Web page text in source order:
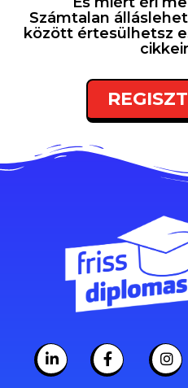
Számtalan
között értesülhetsz